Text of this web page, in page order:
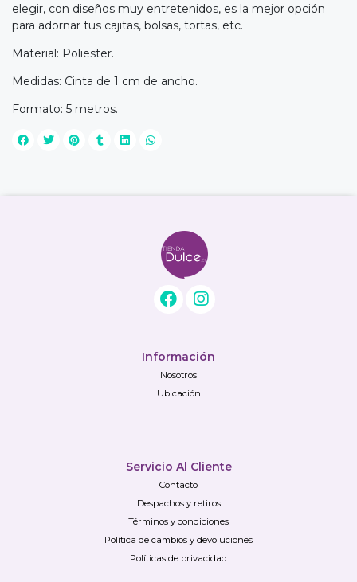
elegir, con diseños muy entretenidos, es la mejor opción
para adornar tus cajitas, bolsas, tortas, etc.
Material: Poliester.
Medidas: Cinta de 1 cm de ancho.
Formato: 5 metros.
Información
Nosotros
Ubicación
Servicio Al Cliente
Contacto
Despachos y retiros
Términos y condiciones
Política de cambios y devoluciones
Políticas de privacidad